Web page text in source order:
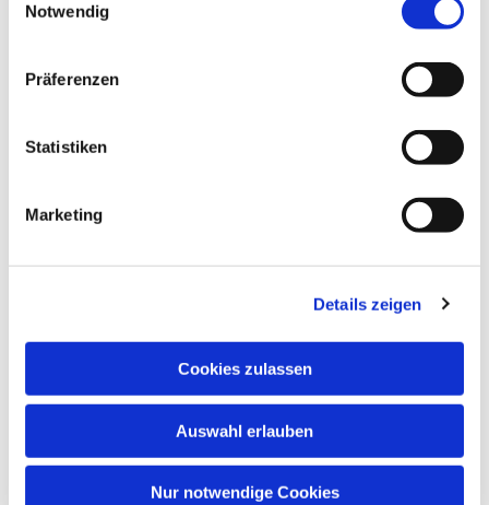
Notwendig
Präferenzen
Statistiken
Marketing
Details zeigen
Cookies zulassen
Auswahl erlauben
Nur notwendige Cookies
Gottesdienste
Veranstaltungen & Angebote
Kindertagesstätte St. Andreas